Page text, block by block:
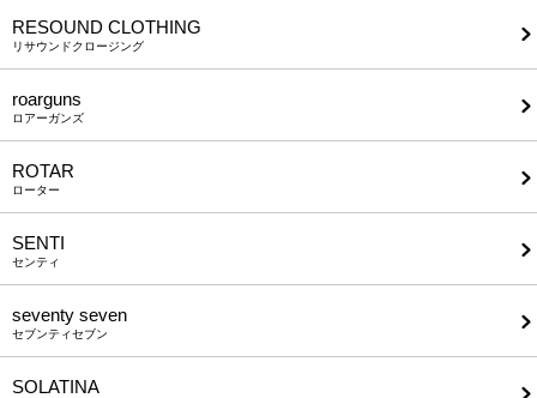
RESOUND CLOTHING
リサウンドクロージング
roarguns
ロアーガンズ
ROTAR
ローター
SENTI
センティ
seventy seven
セブンティセブン
SOLATINA